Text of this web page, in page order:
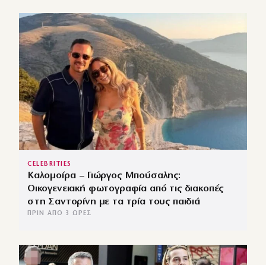
CELEBRITIES
Καλομοίρα – Γιώργος Μπούσαλης:
Οικογενειακή φωτογραφία από τις διακοπές
στη Σαντορίνη με τα τρία τους παιδιά
ΠΡΙΝ ΑΠΌ 3 ΏΡΕΣ